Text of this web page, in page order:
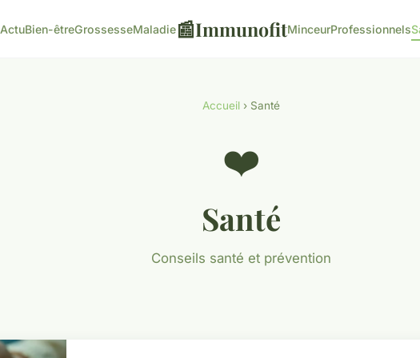
ActuBien-êtreGrossesseMaladie📰ImmunofitMinceurProfessionnels
Accueil› Santé
❤️
Santé
Conseils santé et prévention